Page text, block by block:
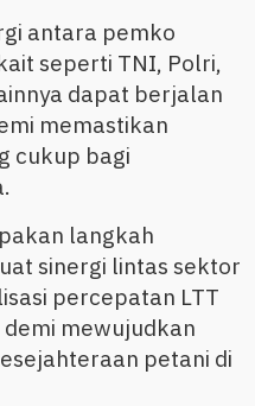
antara pemko
seperti TNI, Polri,
dapat berjalan
memastikan
cukup bagi
langkah
sinergi lintas sektor
percepatan LTT
demi mewujudkan
petani di